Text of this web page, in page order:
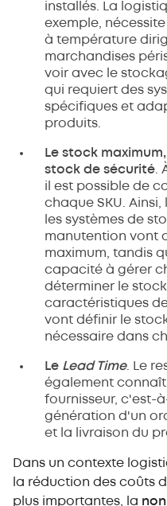
installés. La
exemple,
à température
marchandises
voir avec le
qui requiert des
spécifiques et
produits.
Le stock
stock de sécurité.
il est possible de
chaque SKU.
les systèmes de
manutention vont
maximum, tandis
capacité à gérer
déterminer le
caractéristiques
vont définir le
nécessaire dans
Le Lead Time. Le
également
fournisseur, c'est-
génération d'un
et la livraison du
Dans un contexte
la réduction des coûts
plus importantes, la